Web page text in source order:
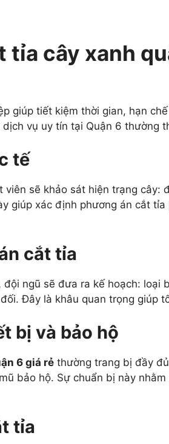
tỉa cây xanh
giúp tiết kiệm thời gian, hạn
vụ uy tín tại Quận 6 thường
tế
viên sẽ khảo sát hiện trạng cây:
giúp xác định phương án cắt
cắt tỉa
ngũ sẽ đưa ra kế hoạch: loại
Đây là khâu quan trọng giúp
bị và bảo hộ
6 giá rẻ thường trang bị đầy
bảo hộ. Sự chuẩn bị này
tỉa